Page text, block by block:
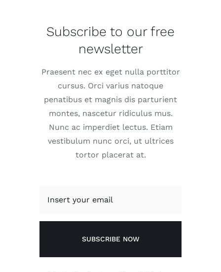
Subscribe to our free
newsletter
Praesent nec ex eget nulla porttitor
cursus. Orci varius natoque
penatibus et magnis dis parturient
montes, nascetur ridiculus mus.
Nunc ac imperdiet lectus. Etiam
vestibulum nunc orci, ut ultrices
tortor placerat at.
SUBSCRIBE NOW